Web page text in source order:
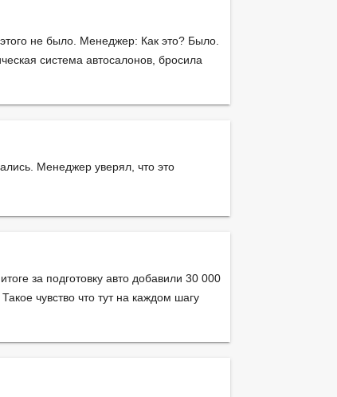
не было. Менеджер: Как это? Было.
система автосалонов, бросила
Менеджер уверял, что это
за подготовку авто добавили 30 000
чувство что тут на каждом шагу